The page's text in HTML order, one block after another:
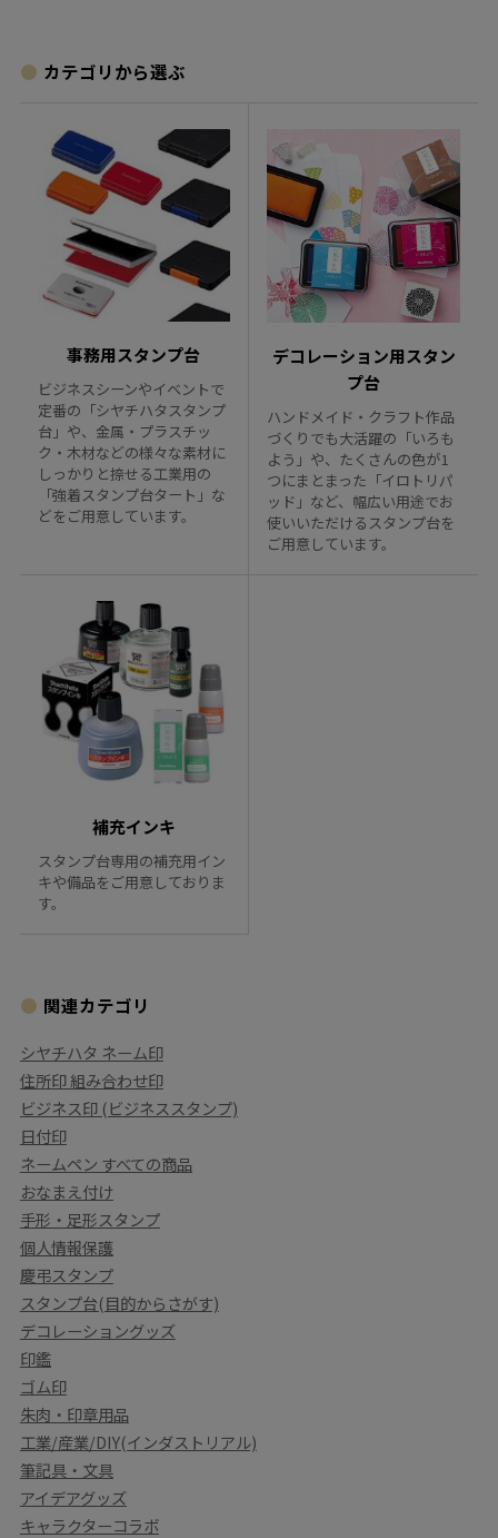
カテゴリから選ぶ
事務用スタンプ台
ビジネスシーンやイベントで
定番の「シヤチハタスタンプ
台」や、金属・プラスチッ
ク・木材などの様々な素材に
しっかりと捺せる工業用の
「強着スタンプ台タート」な
どをご用意しています。
デコレーション用スタン
プ台
ハンドメイド・クラフト作品
づくりでも大活躍の「いろも
よう」や、たくさんの色が1
つにまとまった「イロトリパ
ッド」など、幅広い用途でお
使いいただけるスタンプ台を
ご用意しています。
補充インキ
スタンプ台専用の補充用イン
キや備品をご用意しておりま
す。
関連カテゴリ
シヤチハタ ネーム印
住所印 組み合わせ印
ビジネス印 (ビジネススタンプ)
日付印
ネームペン すべての商品
おなまえ付け
手形・足形スタンプ
個人情報保護
慶弔スタンプ
スタンプ台(目的からさがす)
デコレーショングッズ
印鑑
ゴム印
朱肉・印章用品
工業/産業/DIY(インダストリアル)
筆記具・文具
アイデアグッズ
キャラクターコラボ